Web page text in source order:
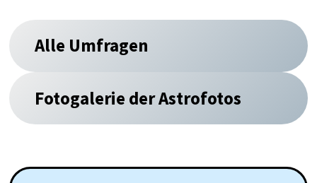
Alle Umfragen
Fotogalerie der Astrofotos